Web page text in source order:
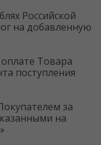
Российской
на добавленную
Товара
поступления
за
на